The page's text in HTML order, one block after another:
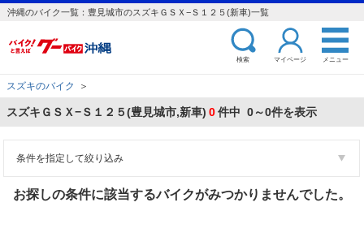
沖縄のバイク一覧：豊見城市のスズキＧＳＸ−Ｓ１２５(新車)一覧
検索 マイページ メニュー
スズキのバイク ＞
スズキＧＳＸ−Ｓ１２５(豊見城市,新車) 0件中 0～0件を表示
条件を指定して絞り込み
お探しの条件に該当するバイクがみつかりませんでした。